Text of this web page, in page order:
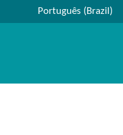
Português (Brazil)